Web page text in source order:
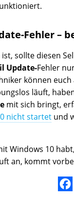
Fehler –
sollte diesen
Update-Fehler
können
läuft,
mit sich bringt,
nicht startetund
Windows 10
an, kommt